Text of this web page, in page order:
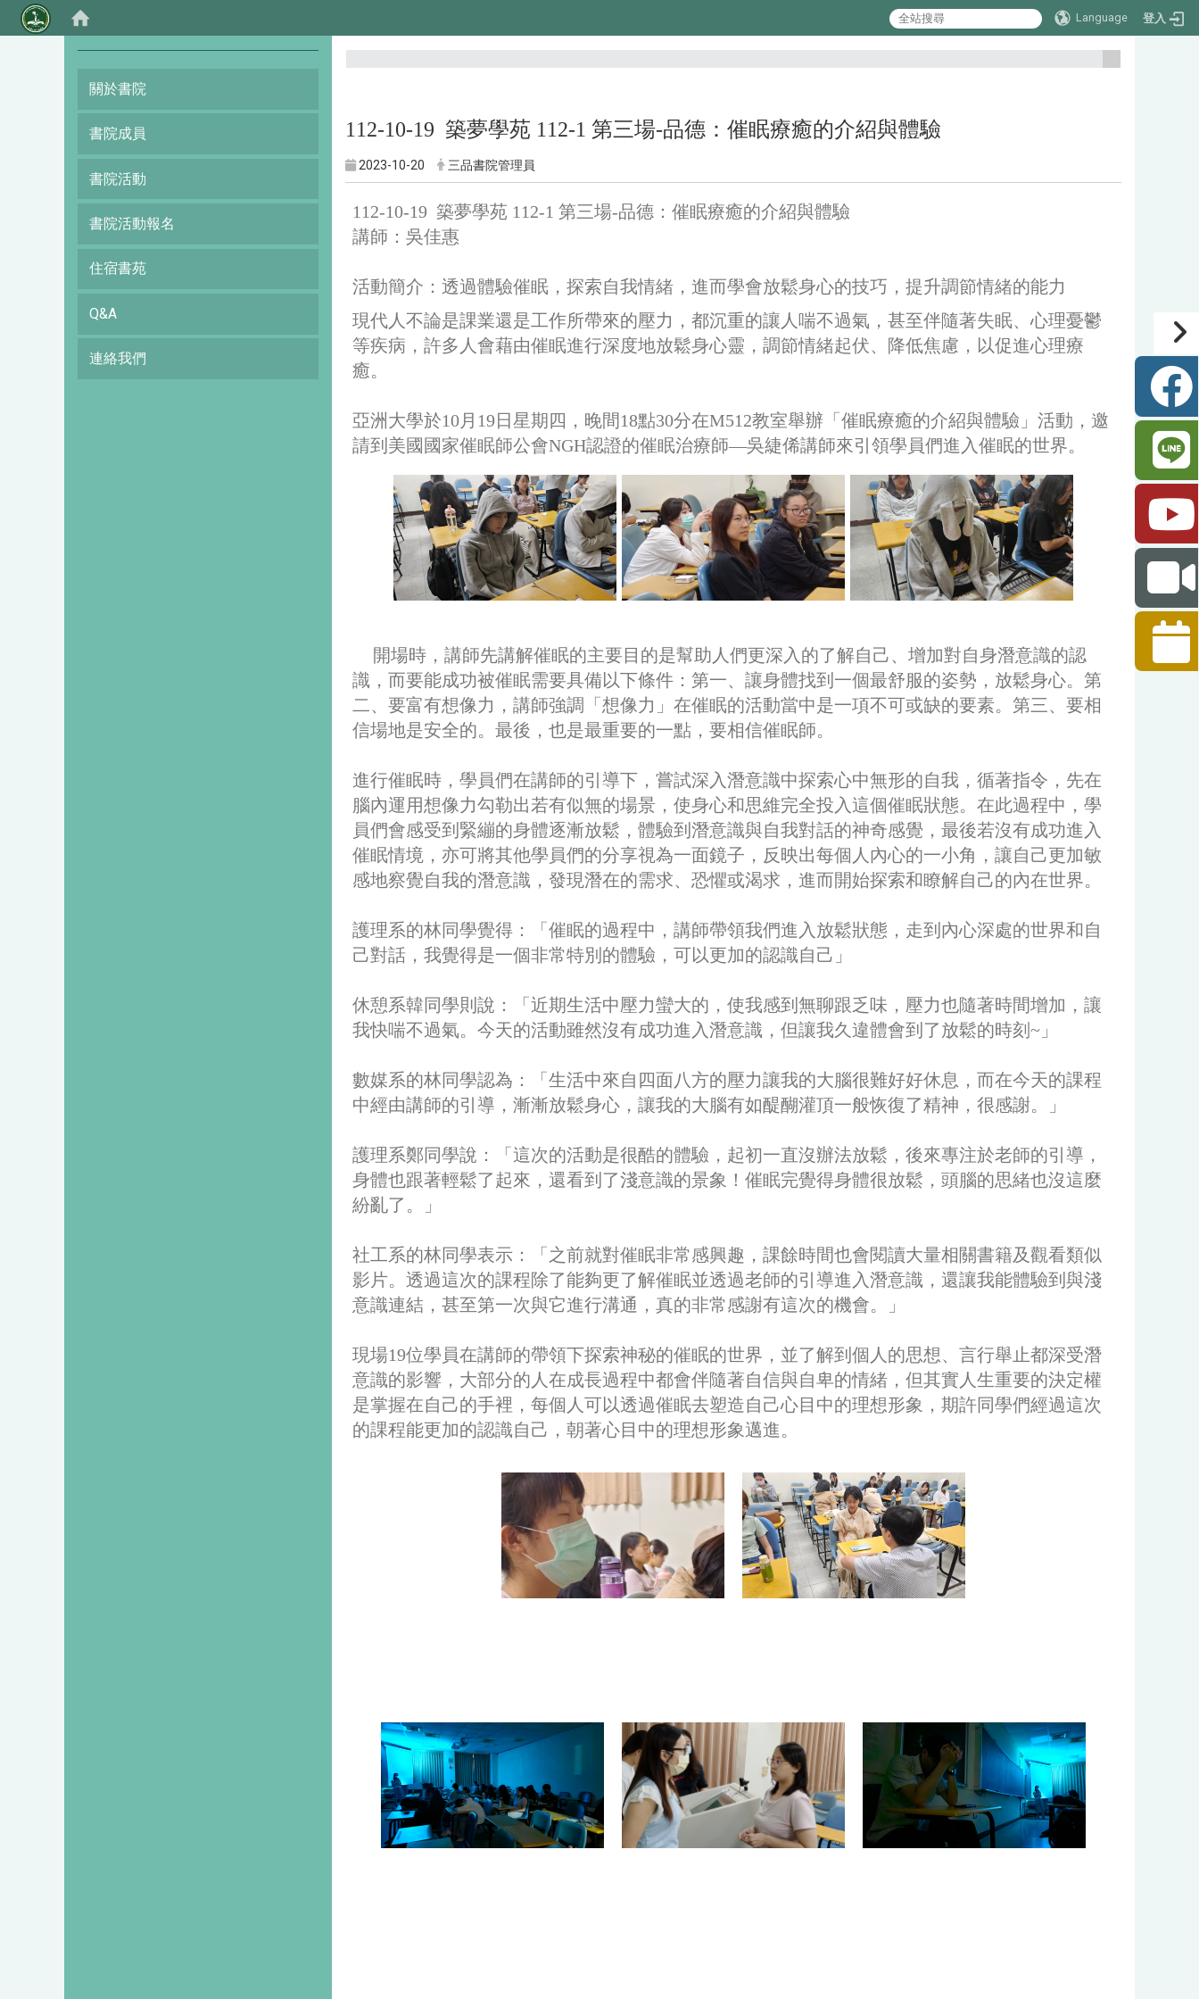
Language 登入
:::
關於書院
書院成員
書院活動
書院活動報名
住宿書苑
Q&A
連絡我們
112-10-19 築夢學苑 112-1 第三場-品德：催眠療癒的介紹與體驗
2023-10-20 三品書院管理員
112-10-19 築夢學苑 112-1 第三場-品德：催眠療癒的介紹與體驗
講師：吳佳惠
活動簡介：透過體驗催眠，探索自我情緒，進而學會放鬆身心的技巧，提升調節情緒的能力
現代人不論是課業還是工作所帶來的壓力，都沉重的讓人喘不過氣，甚至伴隨著失眠、心理憂鬱
等疾病，許多人會藉由催眠進行深度地放鬆身心靈，調節情緒起伏、降低焦慮，以促進心理療
癒。
亞洲大學於10月19日星期四，晚間18點30分在M512教室舉辦「催眠療癒的介紹與體驗」活動，邀
請到美國國家催眠師公會NGH認證的催眠治療師—吳緁俙講師來引領學員們進入催眠的世界。
開場時，講師先講解催眠的主要目的是幫助人們更深入的了解自己、增加對自身潛意識的認
識，而要能成功被催眠需要具備以下條件：第一、讓身體找到一個最舒服的姿勢，放鬆身心。第
二、要富有想像力，講師強調「想像力」在催眠的活動當中是一項不可或缺的要素。第三、要相
信場地是安全的。最後，也是最重要的一點，要相信催眠師。
進行催眠時，學員們在講師的引導下，嘗試深入潛意識中探索心中無形的自我，循著指令，先在
腦內運用想像力勾勒出若有似無的場景，使身心和思維完全投入這個催眠狀態。在此過程中，學
員們會感受到緊繃的身體逐漸放鬆，體驗到潛意識與自我對話的神奇感覺，最後若沒有成功進入
催眠情境，亦可將其他學員們的分享視為一面鏡子，反映出每個人內心的一小角，讓自己更加敏
感地察覺自我的潛意識，發現潛在的需求、恐懼或渴求，進而開始探索和瞭解自己的內在世界。
護理系的林同學覺得：「催眠的過程中，講師帶領我們進入放鬆狀態，走到內心深處的世界和自
己對話，我覺得是一個非常特別的體驗，可以更加的認識自己」
休憩系韓同學則說：「近期生活中壓力蠻大的，使我感到無聊跟乏味，壓力也隨著時間增加，讓
我快喘不過氣。今天的活動雖然沒有成功進入潛意識，但讓我久違體會到了放鬆的時刻~」
數媒系的林同學認為：「生活中來自四面八方的壓力讓我的大腦很難好好休息，而在今天的課程
中經由講師的引導，漸漸放鬆身心，讓我的大腦有如醍醐灌頂一般恢復了精神，很感謝。」
護理系鄭同學說：「這次的活動是很酷的體驗，起初一直沒辦法放鬆，後來專注於老師的引導，
身體也跟著輕鬆了起來，還看到了淺意識的景象！催眠完覺得身體很放鬆，頭腦的思緒也沒這麼
紛亂了。」
社工系的林同學表示：「之前就對催眠非常感興趣，課餘時間也會閱讀大量相關書籍及觀看類似
影片。透過這次的課程除了能夠更了解催眠並透過老師的引導進入潛意識，還讓我能體驗到與淺
意識連結，甚至第一次與它進行溝通，真的非常感謝有這次的機會。」
現場19位學員在講師的帶領下探索神秘的催眠的世界，並了解到個人的思想、言行舉止都深受潛
意識的影響，大部分的人在成長過程中都會伴隨著自信與自卑的情緒，但其實人生重要的決定權
是掌握在自己的手裡，每個人可以透過催眠去塑造自己心目中的理想形象，期許同學們經過這次
的課程能更加的認識自己，朝著心目中的理想形象邁進。